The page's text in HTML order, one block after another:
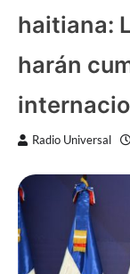
haitiana:
harán
Radio Universal